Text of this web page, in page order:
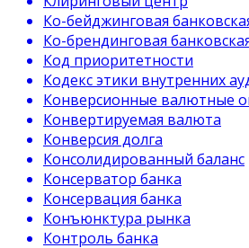
Ко-бейджинговая
Ко-брендинговая
Код приоритетности
Кодекс этики внутренних
Конверсионные валютные
Конвертируемая валюта
Конверсия долга
Консолидированный баланс
Консерватор банка
Консервация банка
Конъюнктура рынка
Контроль банка